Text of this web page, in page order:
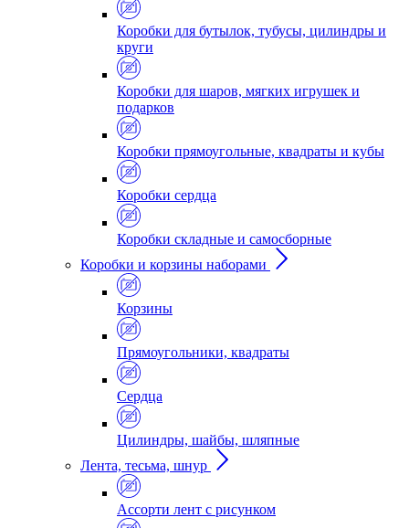
Коробки для бутылок, тубусы, цилиндры и
круги
Коробки для шаров, мягких игрушек и
подарков
Коробки прямоугольные, квадраты и кубы
Коробки сердца
Коробки складные и самосборные
Коробки и корзины наборами
Корзины
Прямоугольники, квадраты
Сердца
Цилиндры, шайбы, шляпные
Лента, тесьма, шнур
Ассорти лент с рисунком